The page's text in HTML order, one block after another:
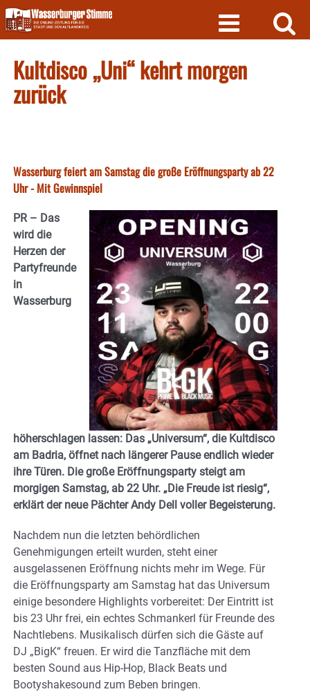
Skip
to
content
Kultdisco „Uni“ kehrt morgen
zurück
Wasserburg feiert am Samstag die große Eröffnungsparty ab 22
Uhr - Mit Gewinnspiel
PR – Das
wird die
Herzen der
Partyfreunde
in
Wasserburg
höherschlagen lassen: Das „Universum“, die Kultdisco
am Badria, öffnet nach längerer Pause endlich wieder
ihre Türen. Die große Eröffnungsparty steigt am
morgigen Samstag, ab 22 Uhr. „Die Freude ist riesig“,
erklärt der neue Pächter Andy Dell voller Begeisterung.
Nachdem nun die letzten behördlichen
Genehmigungen erteilt wurden, steht einer
ausgelassenen Eröffnung nichts mehr im Wege. Für
die Eröffnungsparty am Samstag hat das Universum
einige besondere Highlights vorbereitet: Der Eintritt ist
bis 23 Uhr frei, ein echtes Schmankerl für Freunde des
Nachtlebens. Musikalisch dürfen sich die Gäste auf
DJ „BigK“ freuen. Er wird die Tanzfläche mit dem
besten Sound aus Hip-Hop, Black Beats und
Bootyshakesound zum Beben bringen.